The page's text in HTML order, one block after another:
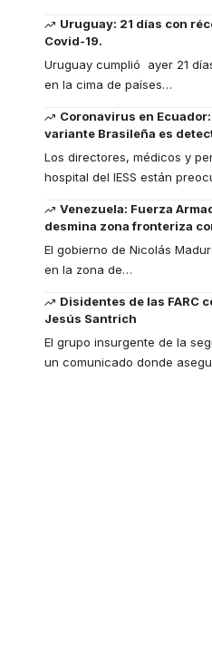
Uruguay: 21 días con
Covid-19.
Uruguay cumplió ayer 21
en la cima de países…
Coronavirus en
variante Brasileña es
Los directores, médicos y
hospital del IESS están
Venezuela: Fuerza
desmina zona fronteriza
El gobierno de Nicolás
en la zona de…
Disidentes de las FARC
Jesús Santrich
El grupo insurgente de la
un comunicado donde